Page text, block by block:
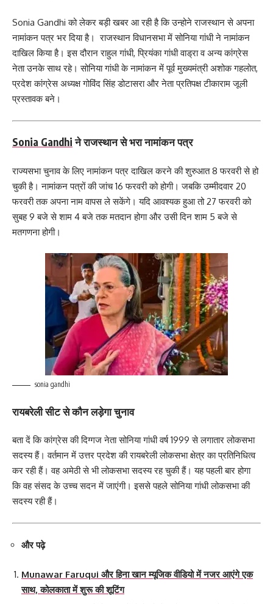
Sonia Gandhi को लेकर बड़ी खबर आ रही है कि उन्होने राजस्थान से अपना
नामांकन पत्र भर दिया है। राजस्थान विधानसभा में सोनिया गांधी ने नामांकन
दाखिल किया है। इस दौरान राहुल गांधी, प्रियंका गांधी वाड्रा व अन्य कांग्रेस
नेता उनके साथ रहे। सोनिया गांधी के नामांकन में पूर्व मुख्यमंत्री अशोक गहलोत,
प्रदेश कांग्रेस अध्यक्ष गोविंद सिंह डोटासरा और नेता प्रतिपक्ष टीकाराम जूली
प्रस्तावक बने।
Sonia Gandhiने राजस्थान से भरा नामांकन पत्र
राज्यसभा चुनाव के लिए नामांकन पत्र दाखिल करने की शुरुआत 8 फरवरी से हो
चुकी है। नामांकन पत्रों की जांच 16 फरवरी को होगी। जबकि उम्मीदवार 20
फरवरी तक अपना नाम वापस ले सकेंगे। यदि आवश्यक हुआ तो 27 फरवरी को
सुबह 9 बजे से शाम 4 बजे तक मतदान होगा और उसी दिन शाम 5 बजे से
मतगणना होगी।
sonia gandhi
रायबरेली सीट से कौन लड़ेगा चुनाव
बता दें कि कांग्रेस की दिग्गज नेता सोनिया गांधी वर्ष 1999 से लगातार लोकसभा
सदस्य हैं। वर्तमान में उत्तर प्रदेश की रायबरेली लोकसभा क्षेत्र का प्रतिनिधित्व
कर रही हैं। वह अमेठी से भी लोकसभा सदस्य रह चुकी हैं। यह पहली बार होगा
कि वह संसद के उच्च सदन में जाएंगी। इससे पहले सोनिया गांधी लोकसभा की
सदस्य रही हैं।
और पढ़े
Munawar Faruqui और हिना खान म्यूजिक वीडियो में नजर आएंगे एक
साथ, कोलकाता में शुरू की शूटिंग